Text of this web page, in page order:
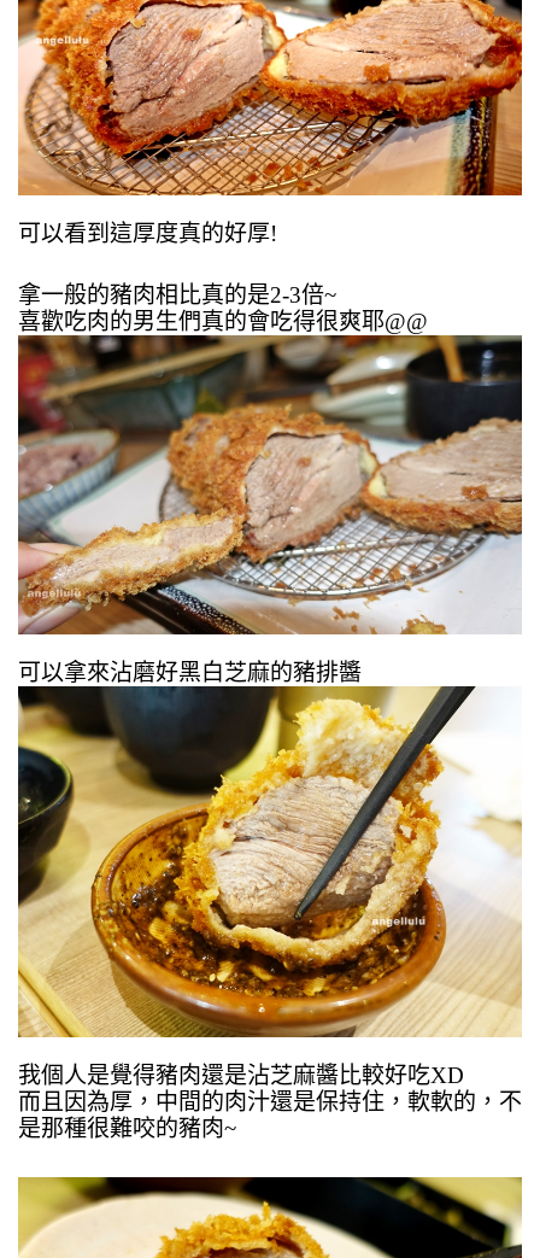
可以看到這厚度真的好厚!
拿一般的豬肉相比真的是2-3倍~
喜歡吃肉的男生們真的會吃得很爽耶@@
可以拿來沾磨好黑白芝麻的豬排醬
我個人是覺得豬肉還是沾芝麻醬比較好吃XD
而且因為厚，中間的肉汁還是保持住，軟軟的，不
是那種很難咬的豬肉~